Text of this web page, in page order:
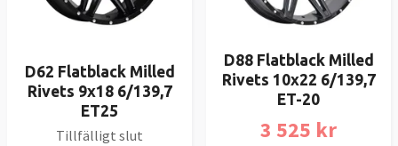
D62 Flatblack Milled
Rivets 9x18 6/139,7
ET25
Tillfälligt slut
D88 Flatblack Milled
Rivets 10x22 6/139,7
ET-20
3 525 kr